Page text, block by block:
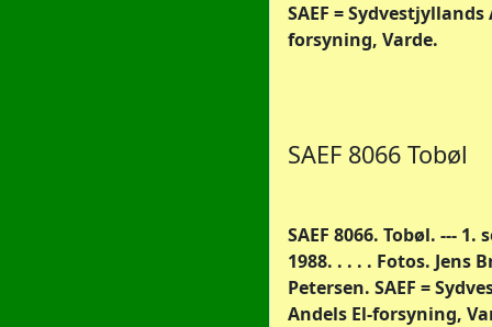
SAEF = Sydvestjyllands
forsyning, Varde.
SAEF 8066 Tobøl
SAEF 8066. Tobøl. --- 1.
1988. . . . . Fotos. Jens
Petersen. SAEF =
Andels El-forsyning,